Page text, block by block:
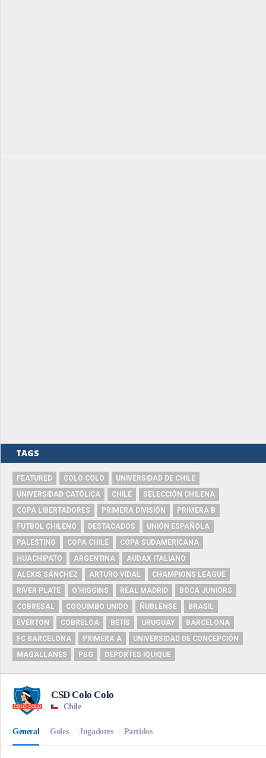
TAGS
FEATURED COLO COLO
UNIVERSIDAD DE CHILE
UNIVERSIDAD CATÓLICA
CHILE
SELECCIÓN CHILENA
COPA LIBERTADORES
PRIMERA DIVISIÓN
PRIMERA B
FUTBOL CHILENO
DESTACADOS
UNIÓN ESPAÑOLA
PALESTINO
COPA CHILE
COPA SUDAMERICANA
HUACHIPATO
ARGENTINA
AUDAX ITALIANO
ALEXIS SÁNCHEZ
ARTURO VIDAL
CHAMPIONS LEAGUE
RIVER PLATE
O'HIGGINS REAL MADRID
BOCA JUNIORS
COBRESAL
COQUIMBO UNIDO ÑUBLENSE
BRASIL
EVERTON
COBRELOA BETIS URUGUAY
BARCELONA
FC BARCELONA
PRIMERA A
UNIVERSIDAD DE CONCEPCIÓN
MAGALLANES
PSG DEPORTES IQUIQUE